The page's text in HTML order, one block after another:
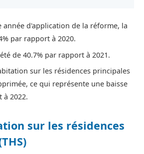
année d'application de la réforme, la
par rapport à 2020.
de 40.7% par rapport à 2021.
sur les résidences principales
ce qui représente une baisse
à 2022.
sur les résidences